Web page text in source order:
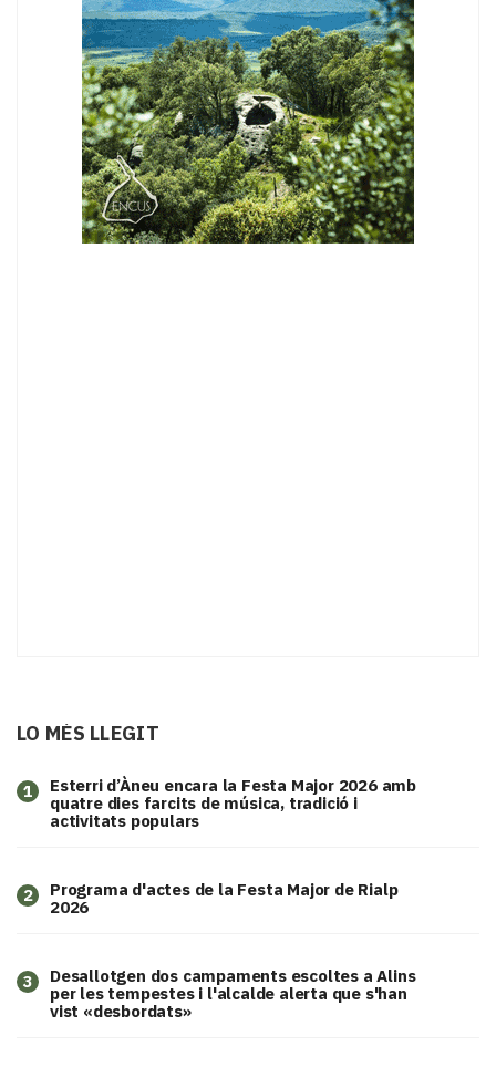
LO MÉS LLEGIT
1
Esterri d’Àneu encara la Festa Major 2026 amb
quatre dies farcits de música, tradició i
activitats populars
2
Programa d'actes de la Festa Major de Rialp
2026
3
​Desallotgen dos campaments escoltes a Alins
per les tempestes i l'alcalde alerta que s'han
vist «desbordats»